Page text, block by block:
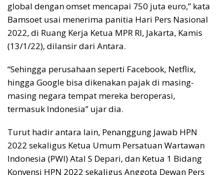
global dengan omset mencapai 750 juta euro,” kata
Bamsoet usai menerima panitia Hari Pers Nasional
2022, di Ruang Kerja Ketua MPR RI, Jakarta, Kamis
(13/1/22), dilansir dari Antara.
“Sehingga perusahaan seperti Facebook, Netflix,
hingga Google bisa dikenakan pajak di masing-
masing negara tempat mereka beroperasi,
termasuk Indonesia” ujar dia.
Turut hadir antara lain, Penanggung Jawab HPN
2022 sekaligus Ketua Umum Persatuan Wartawan
Indonesia (PWI) Atal S Depari, dan Ketua 1 Bidang
Konvensi HPN 2022 sekaligus Anggota Dewan Pers